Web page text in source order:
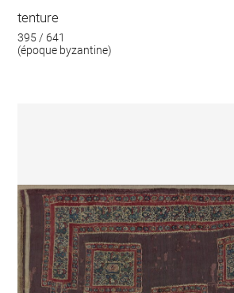
tenture
395 / 641
(époque byzantine)